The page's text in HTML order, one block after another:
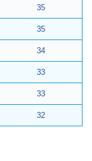
35
35
34
33
33
32